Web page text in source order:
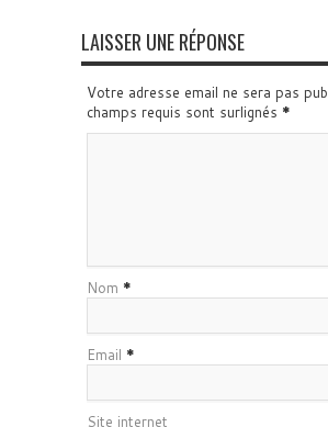
LAISSER UNE RÉPONSE
Votre adresse email ne sera pas
champs requis sont surlignés *
Nom *
Email *
Site internet